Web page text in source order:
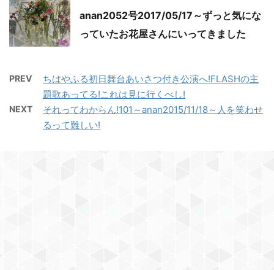
anan2052号2017/05/17～ずっと気にな
っていたお花屋さんにいってきました
PREV
ちはやふる初日舞台あいさつ付き公演へ!FLASHの主
題歌あってる!これは見に行くべし!
NEXT
それってわからん!101～anan2015/11/18～人を笑わせ
るって難しい!